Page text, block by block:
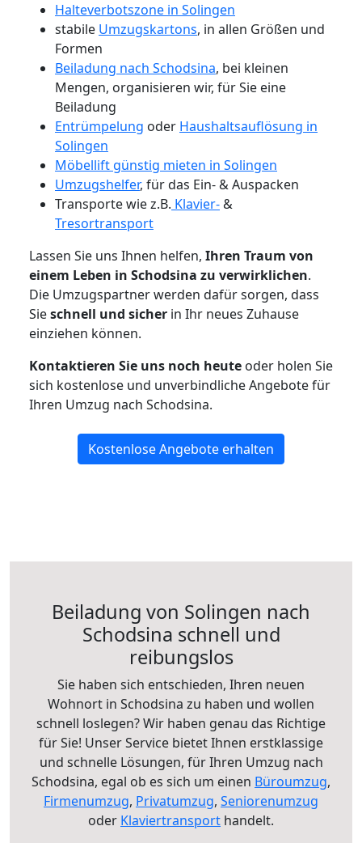
Halteverbotszone in Solingen
stabile Umzugskartons, in allen Größen und
Formen
Beiladung nach Schodsina, bei kleinen
Mengen, organisieren wir, für Sie eine
Beiladung
Entrümpelung oder Haushaltsauflösung in
Solingen
Möbellift günstig mieten in Solingen
Umzugshelfer, für das Ein- & Auspacken
Transporte wie z.B. Klavier-&
Tresortransport
Lassen Sie uns Ihnen helfen, Ihren Traum von
einem Leben in Schodsina zu verwirklichen.
Die Umzugspartner werden dafür sorgen, dass
Sieschnell und sicher in Ihr neues Zuhause
einziehen können.
Kontaktieren Sie uns noch heute oder holen Sie
sich kostenlose und unverbindliche Angebote für
Ihren Umzug nach Schodsina.
Kostenlose Angebote erhalten
Beiladung von Solingen nach
Schodsina schnell und
reibungslos
Sie haben sich entschieden, Ihren neuen
Wohnort in Schodsina zu haben und wollen
schnell loslegen? Wir haben genau das Richtige
für Sie! Unser Service bietet Ihnen erstklassige
und schnelle Lösungen, für Ihren Umzug nach
Schodsina, egal ob es sich um einen Büroumzug,
Firmenumzug, Privatumzug, Seniorenumzug
oder Klaviertransport handelt.